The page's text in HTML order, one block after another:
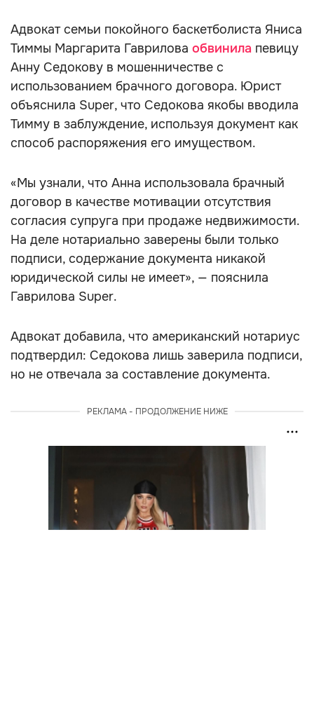
Адвокат семьи покойного баскетболиста Яниса
Тиммы Маргарита Гаврилова обвинила певицу
Анну Седокову в мошенничестве с
использованием брачного договора. Юрист
объяснила Super, что Седокова якобы вводила
Тимму в заблуждение, используя документ как
способ распоряжения его имуществом.
«Мы узнали, что Анна использовала брачный
договор в качестве мотивации отсутствия
согласия супруга при продаже недвижимости.
На деле нотариально заверены были только
подписи, содержание документа никакой
юридической силы не имеет», — пояснила
Гаврилова Super.
Адвокат добавила, что американский нотариус
подтвердил: Седокова лишь заверила подписи,
но не отвечала за составление документа.
РЕКЛАМА - ПРОДОЛЖЕНИЕ НИЖЕ